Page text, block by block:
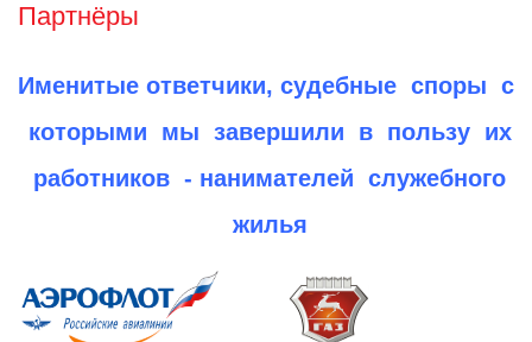
Партнёры
Именитые ответчики, судебные споры с
которыми мы завершили в пользу их
работников - нанимателей служебного
жилья